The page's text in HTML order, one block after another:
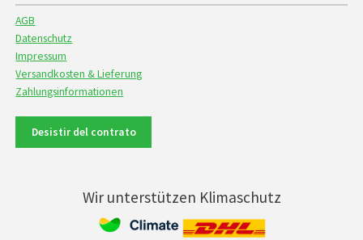
AGB
Datenschutz
Impressum
Versandkosten & Lieferung
Zahlungsinformationen
Desistir del contrato
Wir unterstützen Klimaschutz